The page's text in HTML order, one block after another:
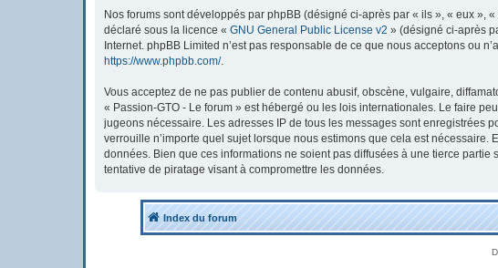
Nos forums sont développés par phpBB (désigné ci-après par « ils », « eux »,
déclaré sous la licence « GNU General Public License v2 » (désigné ci-après
Internet. phpBB Limited n’est pas responsable de ce que nous acceptons ou
https://www.phpbb.com/.
Vous acceptez de ne pas publier de contenu abusif, obscène, vulgaire,
« Passion-GTO - Le forum » est hébergé ou les lois internationales. Le faire
jugeons nécessaire. Les adresses IP de tous les messages sont enregistrées
verrouille n’importe quel sujet lorsque nous estimons que cela est
données. Bien que ces informations ne soient pas diffusées à une tierce
tentative de piratage visant à compromettre les données.
Index du forum